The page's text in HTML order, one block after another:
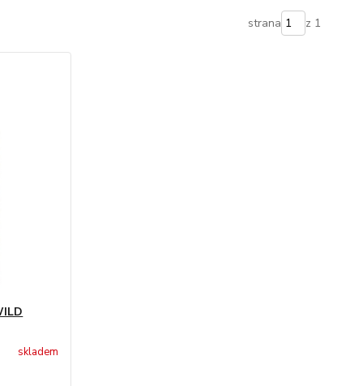
strana z 1
skladem